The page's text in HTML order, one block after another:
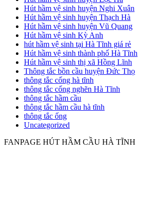
Hút hầm vệ sinh huyện Nghi Xuân
Hút hầm vệ sinh huyện Thạch Hà
Hút hầm vệ sinh huyện Vũ Quang
Hút hầm vệ sinh Kỳ Anh
hút hầm vệ sinh tại Hà Tĩnh giá rẻ
Hút hầm vệ sinh thành phố Hà Tĩnh
Hút hầm vệ sinh thị xã Hồng Lĩnh
Thông tắc bồn cầu huyện Đức Thọ
thông tắc cống hà tĩnh
thông tắc cống nghẽn Hà Tĩnh
thông tắc hầm cầu
thông tắc hầm cầu hà tĩnh
thông tắc ống
Uncategorized
FANPAGE HÚT HẦM CẦU HÀ TĨNH